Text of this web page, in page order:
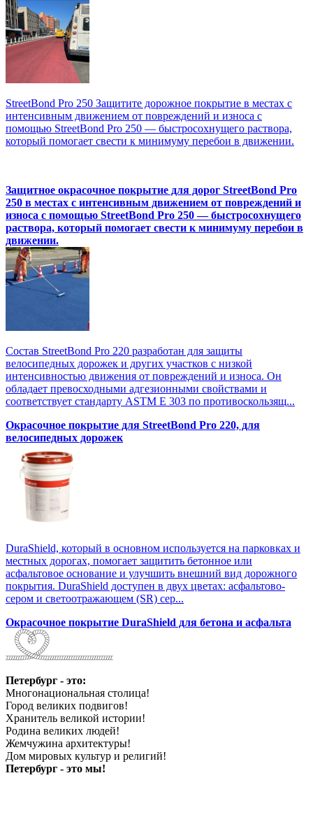
StreetBond Pro 250 Защитите дорожное покрытие в местах с
интенсивным движением от повреждений и износа с
помощью StreetBond Pro 250 — быстросохнущего раствора,
который помогает свести к минимуму перебои в движении.
Защитное окрасочное покрытие для дорог StreetBond Pro
250 в местах с интенсивным движением от повреждений и
износа с помощью StreetBond Pro 250 — быстросохнущего
раствора, который помогает свести к минимуму перебои в
движении.
Состав StreetBond Pro 220 разработан для защиты
велосипедных дорожек и других участков с низкой
интенсивностью движения от повреждений и износа. Он
обладает превосходными адгезионными свойствами и
соответствует стандарту ASTM E 303 по противоскользящ...
Окрасочное покрытие для StreetBond Pro 220, для
велосипедных дорожек
DuraShield, который в основном используется на парковках и
местных дорогах, помогает защитить бетонное или
асфальтовое основание и улучшить внешний вид дорожного
покрытия. DuraShield доступен в двух цветах: асфальтово-
сером и светоотражающем (SR) сер...
Окрасочное покрытие DuraShield для бетона и асфальта
Петербург - это:
Многонациональная столица!
Город великих подвигов!
Хранитель великой истории!
Родина великих людей!
Жемчужина архитектуры!
Дом мировых культур и религий!
Петербург - это мы!